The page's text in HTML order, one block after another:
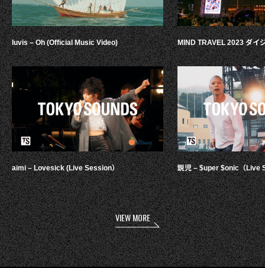
luvis – Oh (Official Music Video)
aimi – Lovesick (Live Session）
MIND TRAVEL 2023 ダイ
鋭児 – $uper $onic（Live
VIEW MORE